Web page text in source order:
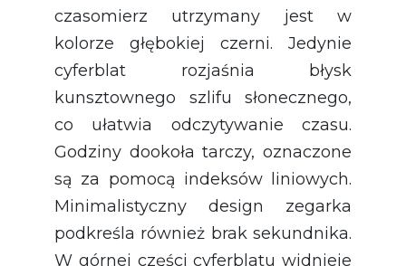
czasomierz utrzymany jest w
kolorze głębokiej czerni. Jedynie
cyferblat rozjaśnia błysk
kunsztownego szlifu słonecznego,
co ułatwia odczytywanie czasu.
Godziny dookoła tarczy, oznaczone
są za pomocą indeksów liniowych.
Minimalistyczny design zegarka
podkreśla również brak sekundnika.
W górnej części cyferblatu widnieje